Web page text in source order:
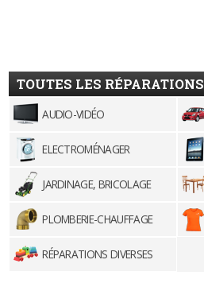
TOUTES LES RÉPARATIONS
AUDIO-VIDÉO
ELECTROMÉNAGER
JARDINAGE, BRICOLAGE
PLOMBERIE-CHAUFFAGE
RÉPARATIONS DIVERSES